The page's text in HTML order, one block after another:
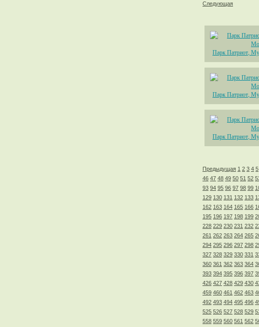
Следующая
Парк Патриот,
Парк Патриот,
Парк Патриот,
Предыдущая 1 2 3 4 5
46 47 48 49 50 51 52
93 94 95 96 97 98 99
129 130 131 132 133
162 163 164 165 166
195 196 197 198 199
228 229 230 231 232
261 262 263 264 265
294 295 296 297 298
327 328 329 330 331
360 361 362 363 364
393 394 395 396 397
426 427 428 429 430
459 460 461 462 463
492 493 494 495 496
525 526 527 528 529
558 559 560 561 562